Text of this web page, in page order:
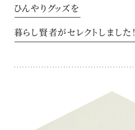
ひんやりグッズを
暮らし賢者がセレクトしました！